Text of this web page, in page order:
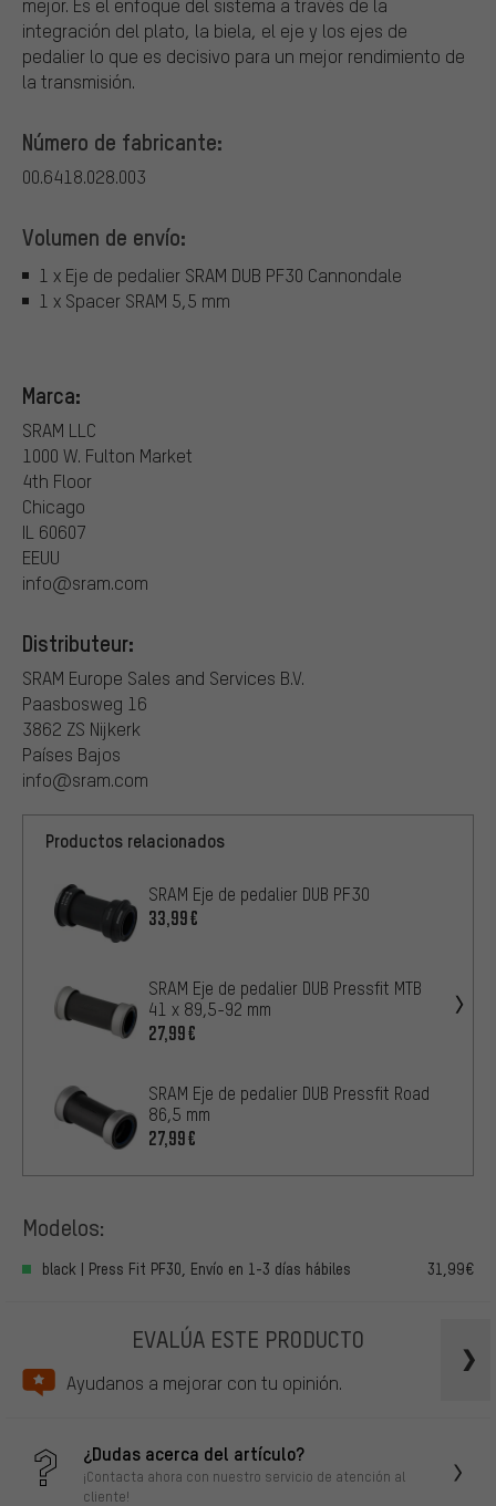
mejor. Es el enfoque del sistema a través de la
integración del plato, la biela, el eje y los ejes de
pedalier lo que es decisivo para un mejor rendimiento de
la transmisión.
Número de fabricante:
00.6418.028.003
Volumen de envío:
1 x Eje de pedalier SRAM DUB PF30 Cannondale
1 x Spacer SRAM 5,5 mm
Marca:
SRAM LLC
1000 W. Fulton Market
4th Floor
Chicago
IL 60607
EEUU
info@sram.com
Distributeur:
SRAM Europe Sales and Services B.V.
Paasbosweg 16
3862 ZS Nijkerk
Países Bajos
info@sram.com
Productos relacionados
SRAM Eje de pedalier DUB PF30
33,99€
SRAM Eje de pedalier DUB Pressfit MTB
41 x 89,5-92 mm
27,99€
SRAM Eje de pedalier DUB Pressfit Road
86,5 mm
27,99€
Modelos:
black | Press Fit PF30, Envío en 1-3 días hábiles 31,99€
EVALÚA ESTE PRODUCTO
Ayudanos a mejorar con tu opinión.
¿Dudas acerca del artículo?
¡Contacta ahora con nuestro servicio de atención al
cliente!